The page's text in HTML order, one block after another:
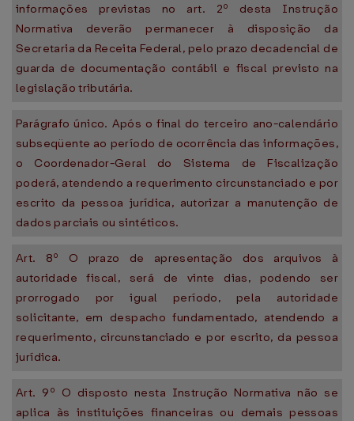
informações previstas no art. 2º desta Instrução
Normativa deverão permanecer à disposição da
Secretaria da Receita Federal, pelo prazo decadencial de
guarda de documentação contábil e fiscal previsto na
legislação tributária.
Parágrafo único. Após o final do terceiro ano-calendário
subseqüente ao período de ocorrência das informações,
o Coordenador-Geral do Sistema de Fiscalização
poderá, atendendo a requerimento circunstanciado e por
escrito da pessoa jurídica, autorizar a manutenção de
dados parciais ou sintéticos.
Art. 8º O prazo de apresentação dos arquivos à
autoridade fiscal, será de vinte dias, podendo ser
prorrogado por igual período, pela autoridade
solicitante, em despacho fundamentado, atendendo a
requerimento, circunstanciado e por escrito, da pessoa
jurídica.
Art. 9º O disposto nesta Instrução Normativa não se
aplica às instituições financeiras ou demais pessoas